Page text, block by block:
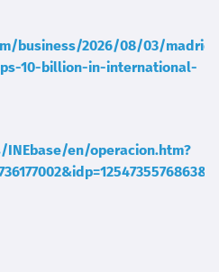
business/2026/08/03/madrid-
10-billion-in-international-
en/operacion.htm?